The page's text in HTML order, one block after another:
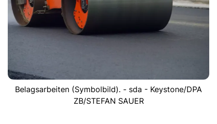
Belagsarbeiten (Symbolbild). - sda - Keystone/DPA
ZB/STEFAN SAUER